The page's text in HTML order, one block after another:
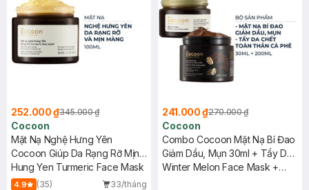
252.000 ₫345.000 ₫
Cocoon
Mặt Nạ Nghệ Hưng Yên
Cocoon Giúp Da Rạng Rỡ Mịn
Màng 100ml
Hung Yen Turmeric Face Mask
4.9 (35)
33/tháng
241.000 ₫270.000 ₫
Cocoon
Combo Cocoon Mặt Nạ Bí Đao
Giảm Dầu, Mụn 30ml + Tẩy Da
Chết Toàn Thân Cà Phê Đắk
Winter Melon Face Mask +